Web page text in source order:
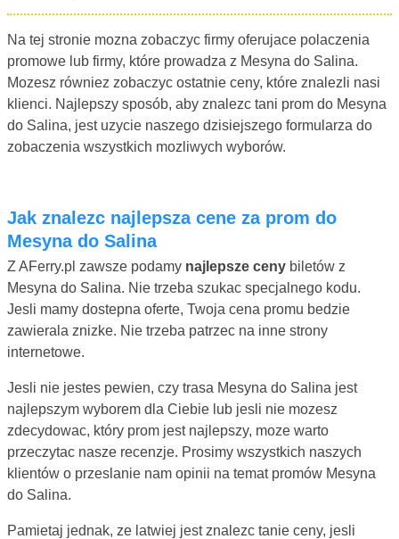
Na tej stronie mozna zobaczyc firmy oferujace polaczenia
promowe lub firmy, które prowadza z Mesyna do Salina.
Mozesz równiez zobaczyc ostatnie ceny, które znalezli nasi
klienci. Najlepszy sposób, aby znalezc tani prom do Mesyna
do Salina, jest uzycie naszego dzisiejszego formularza do
zobaczenia wszystkich mozliwych wyborów.
Jak znalezc najlepsza cene za prom do
Mesyna do Salina
Z AFerry.pl zawsze podamy najlepsze ceny biletów z
Mesyna do Salina. Nie trzeba szukac specjalnego kodu.
Jesli mamy dostepna oferte, Twoja cena promu bedzie
zawierala znizke. Nie trzeba patrzec na inne strony
internetowe.
Jesli nie jestes pewien, czy trasa Mesyna do Salina jest
najlepszym wyborem dla Ciebie lub jesli nie mozesz
zdecydowac, który prom jest najlepszy, moze warto
przeczytac nasze recenzje. Prosimy wszystkich naszych
klientów o przeslanie nam opinii na temat promów Mesyna
do Salina.
Pamietaj jednak, ze latwiej jest znalezc tanie ceny, jesli